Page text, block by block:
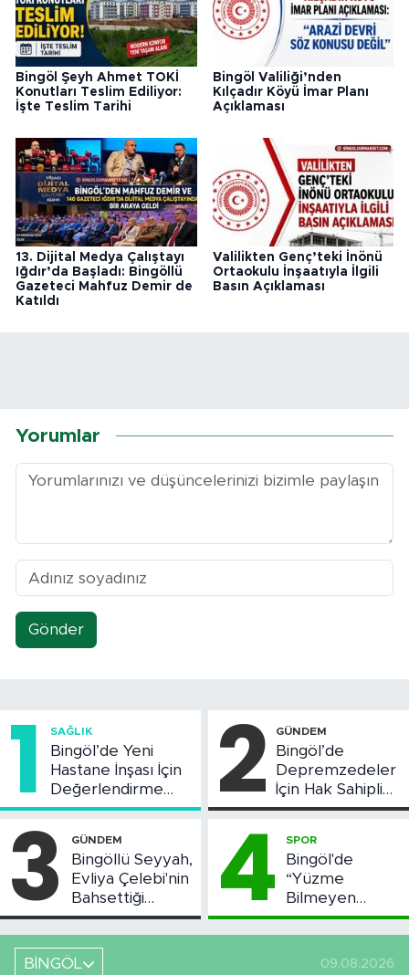
Bingöl Şeyh Ahmet TOKİ
Konutları Teslim Ediliyor:
İşte Teslim Tarihi
Bingöl Valiliği’nden
Kılçadır Köyü İmar Planı
Açıklaması
13. Dijital Medya Çalıştayı
Iğdır’da Başladı: Bingöllü
Gazeteci Mahfuz Demir de
Katıldı
Valilikten Genç’teki İnönü
Ortaokulu İnşaatıyla İlgili
Basın Açıklaması
Yorumlar
Gönder
1 SAĞLIK
Bingöl’de Yeni
Hastane İnşası İçin
Değerlendirme
Toplantısı Yapıldı
2 GÜNDEM
Bingöl’de
Depremzedeler
İçin Hak Sahipliği
Askı Süreci
3 GÜNDEM
Bingöllü Seyyah,
Evliya Çelebi'nin
Bahsettiği
Bingöl'deki O
Yeri Görüntüledi
4 SPOR
Bingöl'de
“Yüzme
Bilmeyen
Kalmasın”
Projesi Devam
Ediyor
BİNGÖL 09.08.2026